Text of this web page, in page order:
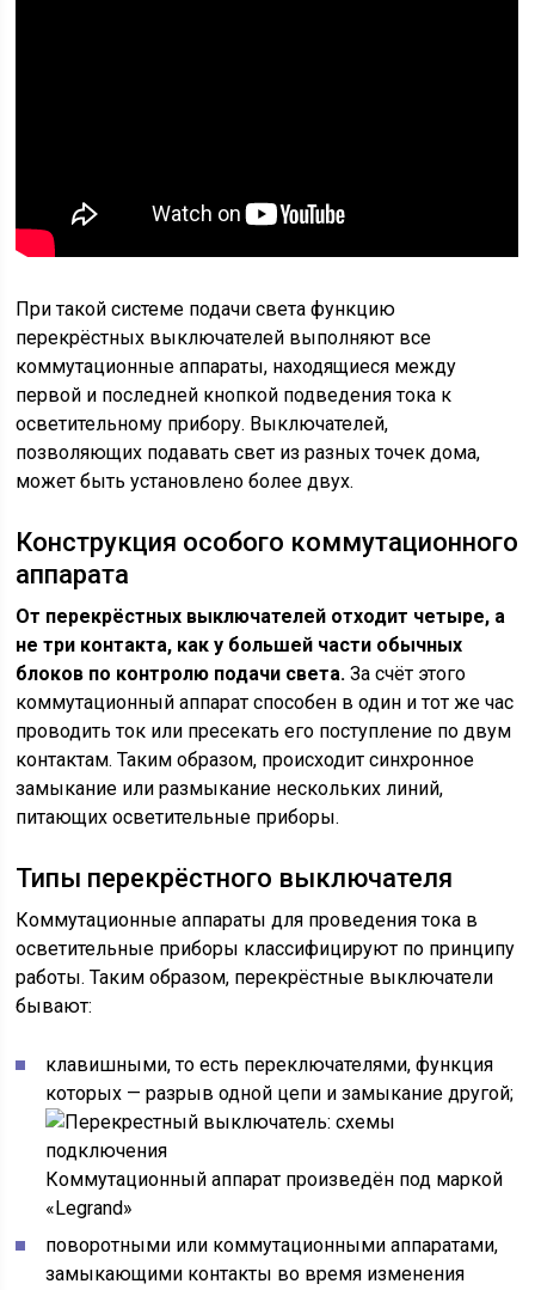
При такой системе подачи света функцию
перекрёстных выключателей выполняют все
коммутационные аппараты, находящиеся между
первой и последней кнопкой подведения тока к
осветительному прибору. Выключателей,
позволяющих подавать свет из разных точек дома,
может быть установлено более двух.
Конструкция особого коммутационного
аппарата
От перекрёстных выключателей отходит четыре, а
не три контакта, как у большей части обычных
блоков по контролю подачи света. За счёт этого
коммутационный аппарат способен в один и тот же час
проводить ток или пресекать его поступление по двум
контактам. Таким образом, происходит синхронное
замыкание или размыкание нескольких линий,
питающих осветительные приборы.
Типы перекрёстного выключателя
Коммутационные аппараты для проведения тока в
осветительные приборы классифицируют по принципу
работы. Таким образом, перекрёстные выключатели
бывают:
клавишными, то есть переключателями, функция
которых — разрыв одной цепи и замыкание другой;
Коммутационный аппарат произведён под маркой
«Legrand»
поворотными или коммутационными аппаратами,
замыкающими контакты во время изменения